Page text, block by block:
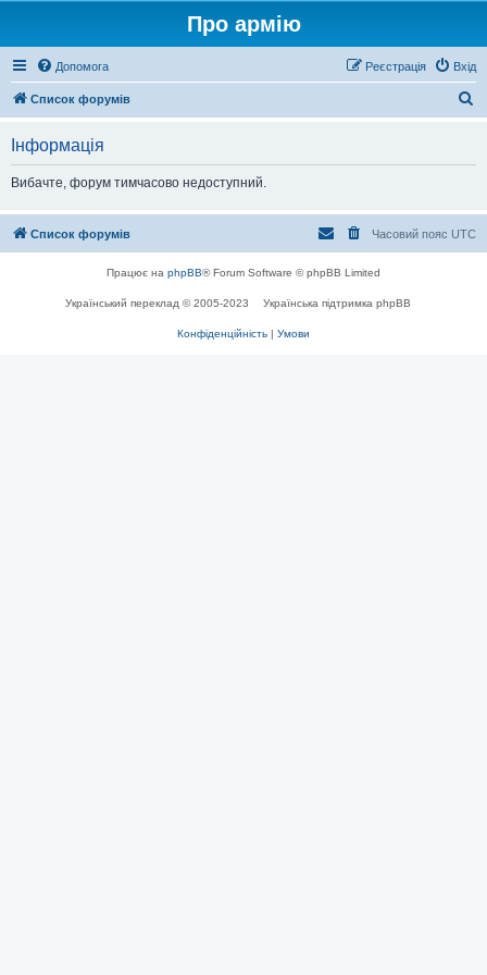
Про армію
Допомога Вхід
Реєстрація
Список форумів
Інформація
Вибачте, форум тимчасово недоступний.
Список форумів Часовий пояс UTC
Працює на phpBB® Forum Software © phpBB Limited
Український переклад © 2005-2023 Українська підтримка phpBB
Конфіденційність | Умови